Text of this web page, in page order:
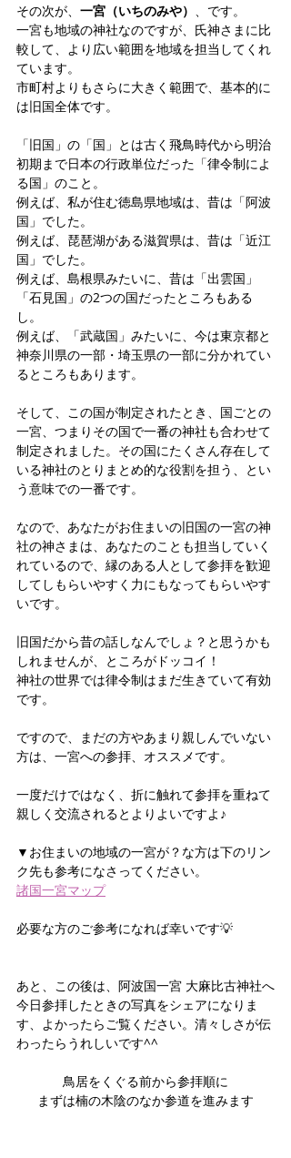
その次が、 一宮（いちのみや）
、です。
一宮も地域の神社なのですが、氏神さまに比
較して、より広い範囲を地域を担当してくれ
ています。
市町村よりもさらに大きく範囲で、基本的に
は旧国全体です。
「旧国」の「国」とは古く飛鳥時代から明治
初期まで日本の行政単位だった「律令制によ
る国」のこと。
例えば、私が住む徳島県地域は、昔は「阿波
国」でした。
例えば、琵琶湖がある滋賀県は、昔は「近江
国」でした。
例えば、島根県みたいに、昔は「出雲国」
「石見国」の2つの国だったところもある
し。
例えば、「武蔵国」みたいに、今は東京都と
神奈川県の一部・埼玉県の一部に分かれてい
るところもあります。
そして、この国が制定されたとき、国ごとの
一宮、つまりその国で一番の神社も合わせて
制定されました。その国にたくさん存在して
いる神社のとりまとめ的な役割を担う、とい
う意味での一番です。
なので、あなたがお住まいの旧国の一宮の神
社の神さまは、あなたのことも担当していく
れているので、縁のある人として参拝を歓迎
してしもらいやすく力にもなってもらいやす
いです。
旧国だから昔の話しなんでしょ？と思うかも
しれませんが、ところがドッコイ！
神社の世界では律令制はまだ生きていて有効
です。
ですので、まだの方やあまり親しんでいない
方は、一宮への参拝、オススメです。
一度だけではなく、折に触れて参拝を重ねて
親しく交流されるとよりよいですよ♪
▼お住まいの地域の一宮が？な方は下のリン
ク先も参考になさってください。
諸国一宮マップ
必要な方のご参考になれば幸いです💡
あと、この後は、阿波国一宮 大麻比古神社へ
今日参拝したときの写真をシェアになりま
す、よかったらご覧ください。清々しさが伝
わったらうれしいです^^
鳥居をくぐる前から参拝順に
まずは楠の木陰のなか参道を進みます